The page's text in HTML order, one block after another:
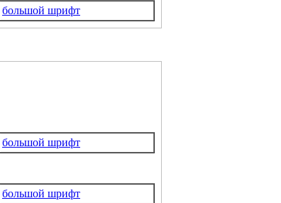
большой шрифт
большой шрифт
большой шрифт